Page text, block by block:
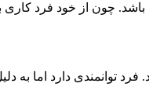
باشد. چون از خود فرد
فرد توانمندی دارد اما